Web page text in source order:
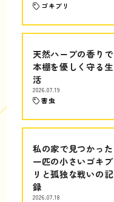
ゴキブリ
天然ハーブの香りで
本棚を優しく守る生
活
2026.07.19
害虫
私の家で見つかった
一匹の小さいゴキブ
リと孤独な戦いの記
録
2026.07.18